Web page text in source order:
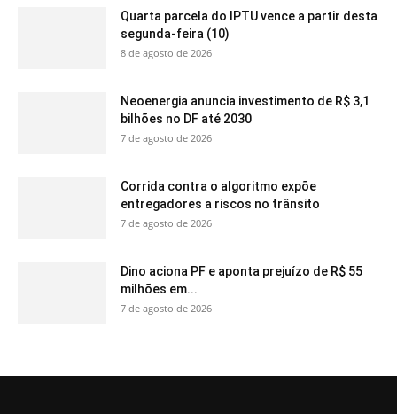
Quarta parcela do IPTU vence a partir desta
segunda-feira (10)
8 de agosto de 2026
Neoenergia anuncia investimento de R$ 3,1
bilhões no DF até 2030
7 de agosto de 2026
Corrida contra o algoritmo expõe
entregadores a riscos no trânsito
7 de agosto de 2026
Dino aciona PF e aponta prejuízo de R$ 55
milhões em...
7 de agosto de 2026